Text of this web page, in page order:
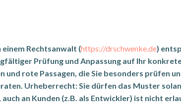
Rechtsanwalt (https://drschwenke.de)
Prüfung und Anpassung auf Ihr
und rote Passagen, die Sie besonders prüfen
Urheberrecht: Sie dürfen das Muster
an Kunden (z.B. als Entwickler) ist nicht